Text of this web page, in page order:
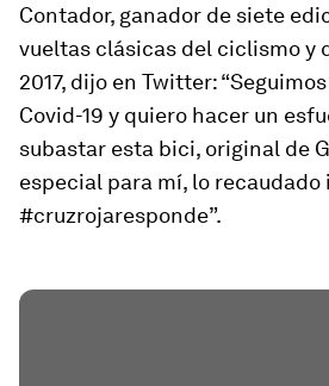
Contador, ganador de siete
vueltas clásicas del ciclismo y
2017, dijo en Twitter:
Covid-19 y quiero hacer un
subastar esta bici, original de
especial para mí, lo
#cruzrojaresponde”.